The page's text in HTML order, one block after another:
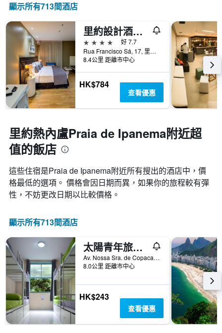
顯示所有713間酒店
里約設計酒店 - 里約熱內盧
4星級
好 7.7
Rua Francisco Sá, 17, 里約熱內盧, 巴西
8.4公里 距離市中心
HK$784
查看優惠
里約熱內盧Praia de Ipanema附近超
值的飯店
這些住宿是Praia de Ipanema​附近所有搜出的酒店中，價
格最低的選項。 價格會因日期而異，如果你的旅程較有彈
性，不妨更改日期以比較價格。
顯示所有713間酒店
太陽青年旅舍 - 里約熱內盧
Av. Nossa Sra. de Copacabana, 1102 - Casa 7, 里約熱內盧, 巴西
8.0公里 距離市中心
HK$243
查看優惠